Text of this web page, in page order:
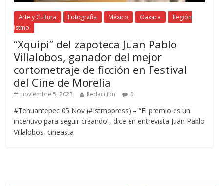
Arte y Cultura Fotografía México Oaxaca
Región
Istmo
“Xquipi” del zapoteca Juan Pablo
Villalobos, ganador del mejor
cortometraje de ficción en Festival
del Cine de Morelia
noviembre 5, 2023 Redacción 0
#Tehuantepec 05 Nov (#Istmopress) – “El premio es un
incentivo para seguir creando”, dice en entrevista Juan Pablo
Villalobos, cineasta